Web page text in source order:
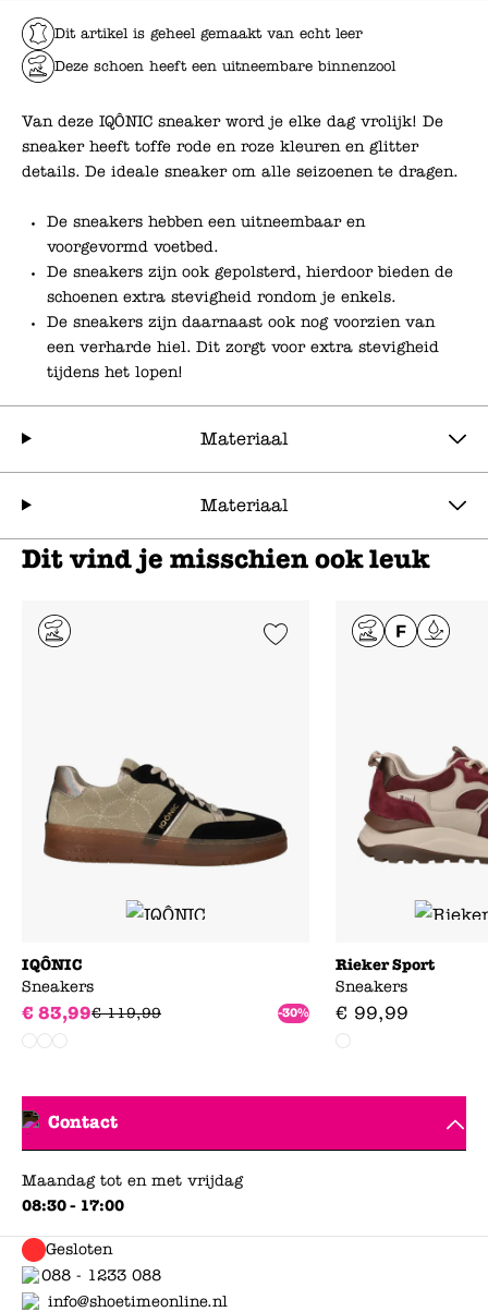
Dit artikel is geheel gemaakt van echt leer
Deze schoen heeft een uitneembare binnenzool
Van deze IQÔNIC sneaker word je elke dag vrolijk! De
sneaker heeft toffe rode en roze kleuren en glitter
details. De ideale sneaker om alle seizoenen te dragen.
De sneakers hebben een uitneembaar en
voorgevormd voetbed.
De sneakers zijn ook gepolsterd, hierdoor bieden de
schoenen extra stevigheid rondom je enkels.
De sneakers zijn daarnaast ook nog voorzien van
een verharde hiel. Dit zorgt voor extra stevigheid
tijdens het lopen!
Materiaal
Materiaal
Dit vind je misschien ook leuk
Add to Wishlist
IQÔNIC
Sneakers
€ 83,99€ 119,99 -30%
Rieker Sport
Sneakers
€ 99,99
Contact
Maandag tot en met vrijdag
08:30 - 17:00
Gesloten
088 - 1233 088
info@shoetimeonline.nl